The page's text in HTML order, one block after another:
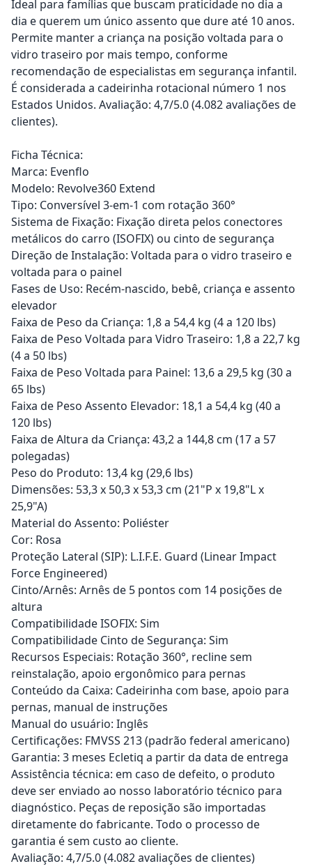
Ideal para famílias que buscam praticidade no dia a
dia e querem um único assento que dure até 10 anos.
Permite manter a criança na posição voltada para o
vidro traseiro por mais tempo, conforme
recomendação de especialistas em segurança infantil.
É considerada a cadeirinha rotacional número 1 nos
Estados Unidos. Avaliação: 4,7/5.0 (4.082 avaliações de
clientes).
Ficha Técnica:
Marca: Evenflo
Modelo: Revolve360 Extend
Tipo: Conversível 3-em-1 com rotação 360°
Sistema de Fixação: Fixação direta pelos conectores
metálicos do carro (ISOFIX) ou cinto de segurança
Direção de Instalação: Voltada para o vidro traseiro e
voltada para o painel
Fases de Uso: Recém-nascido, bebê, criança e assento
elevador
Faixa de Peso da Criança: 1,8 a 54,4 kg (4 a 120 lbs)
Faixa de Peso Voltada para Vidro Traseiro: 1,8 a 22,7 kg
(4 a 50 lbs)
Faixa de Peso Voltada para Painel: 13,6 a 29,5 kg (30 a
65 lbs)
Faixa de Peso Assento Elevador: 18,1 a 54,4 kg (40 a
120 lbs)
Faixa de Altura da Criança: 43,2 a 144,8 cm (17 a 57
polegadas)
Peso do Produto: 13,4 kg (29,6 lbs)
Dimensões: 53,3 x 50,3 x 53,3 cm (21"P x 19,8"L x
25,9"A)
Material do Assento: Poliéster
Cor: Rosa
Proteção Lateral (SIP): L.I.F.E. Guard (Linear Impact
Force Engineered)
Cinto/Arnês: Arnês de 5 pontos com 14 posições de
altura
Compatibilidade ISOFIX: Sim
Compatibilidade Cinto de Segurança: Sim
Recursos Especiais: Rotação 360°, recline sem
reinstalação, apoio ergonômico para pernas
Conteúdo da Caixa: Cadeirinha com base, apoio para
pernas, manual de instruções
Manual do usuário: Inglês
Certificações: FMVSS 213 (padrão federal americano)
Garantia: 3 meses Ecletiq a partir da data de entrega
Assistência técnica: em caso de defeito, o produto
deve ser enviado ao nosso laboratório técnico para
diagnóstico. Peças de reposição são importadas
diretamente do fabricante. Todo o processo de
garantia é sem custo ao cliente.
Avaliação: 4,7/5.0 (4.082 avaliações de clientes)